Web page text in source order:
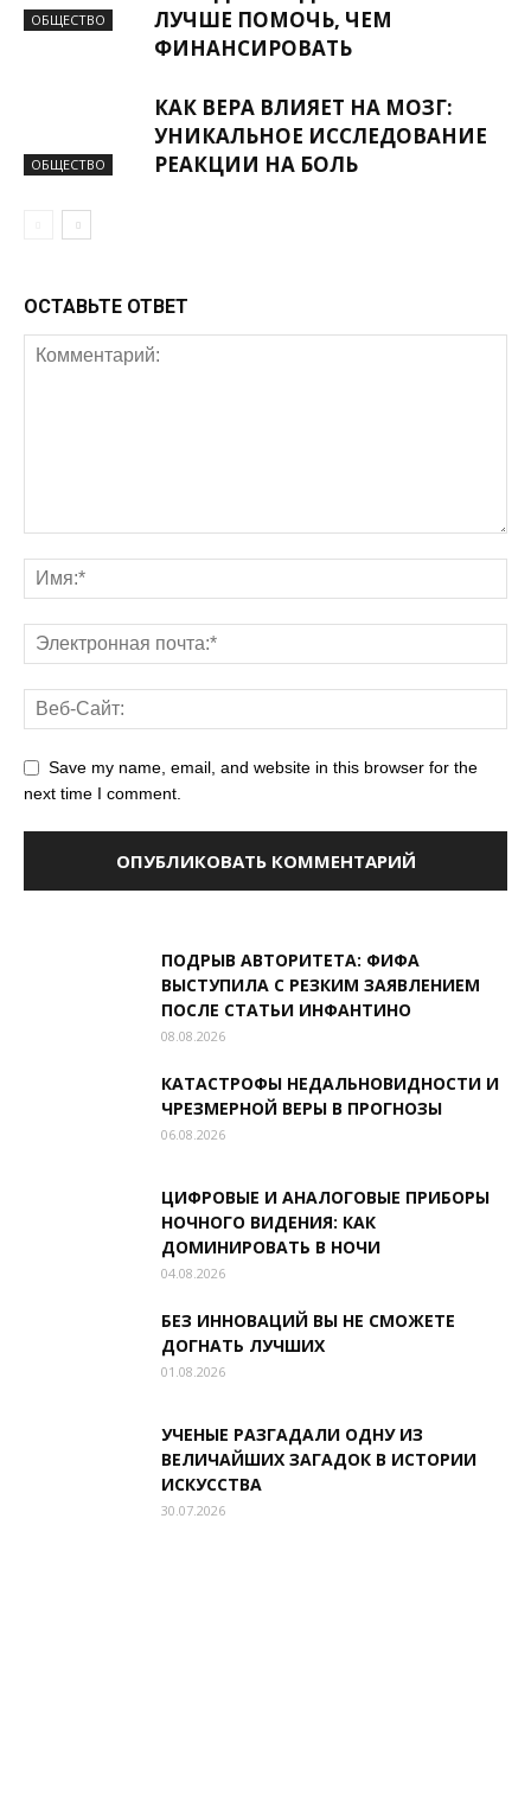
ОБЩЕСТВО
ЛУЧШЕ ПОМОЧЬ, ЧЕМ
ФИНАНСИРОВАТЬ
ОБЩЕСТВО
КАК ВЕРА ВЛИЯЕТ НА МОЗГ:
УНИКАЛЬНОЕ ИССЛЕДОВАНИЕ
РЕАКЦИИ НА БОЛЬ
ОСТАВЬТЕ ОТВЕТ
Save my name, email, and website in this browser for the
next time I comment.
ПОДРЫВ АВТОРИТЕТА: ФИФА
ВЫСТУПИЛА С РЕЗКИМ ЗАЯВЛЕНИЕМ
ПОСЛЕ СТАТЬИ ИНФАНТИНО
08.08.2026
КАТАСТРОФЫ НЕДАЛЬНОВИДНОСТИ И
ЧРЕЗМЕРНОЙ ВЕРЫ В ПРОГНОЗЫ
06.08.2026
ЦИФРОВЫЕ И АНАЛОГОВЫЕ ПРИБОРЫ
НОЧНОГО ВИДЕНИЯ: КАК
ДОМИНИРОВАТЬ В НОЧИ
04.08.2026
БЕЗ ИННОВАЦИЙ ВЫ НЕ СМОЖЕТЕ
ДОГНАТЬ ЛУЧШИХ
01.08.2026
УЧЕНЫЕ РАЗГАДАЛИ ОДНУ ИЗ
ВЕЛИЧАЙШИХ ЗАГАДОК В ИСТОРИИ
ИСКУССТВА
30.07.2026